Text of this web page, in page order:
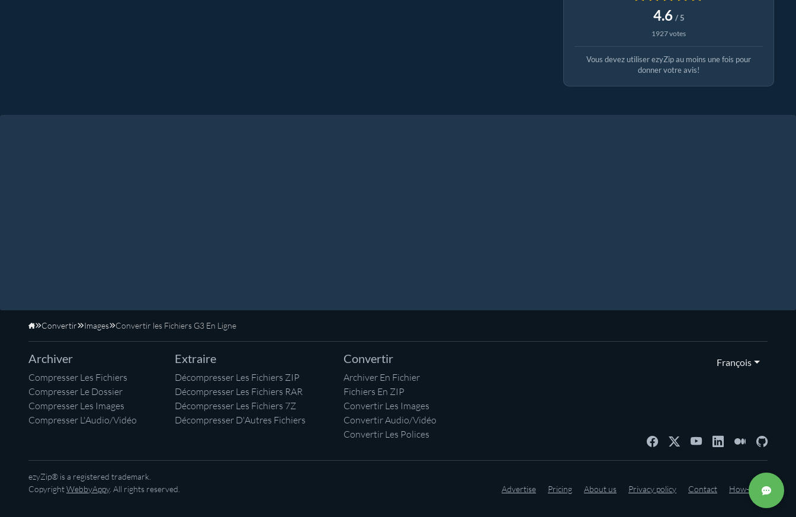
4.6 / 5
1927 votes
Vous devez utiliser ezyZip au moins une fois pour
donner votre avis!
Accueil
Convertir Images Convertir les Fichiers G3 En Ligne
Archiver
Compresser Les Fichiers
Compresser Le Dossier
Compresser Les Images
Compresser L'Audio/Vidéo
Extraire
Décompresser Les Fichiers ZIP
Décompresser Les Fichiers RAR
Décompresser Les Fichiers 7Z
Décompresser D'Autres Fichiers
Convertir
Archiver En Fichier
Fichiers En ZIP
Convertir Les Images
Convertir Audio/Vidéo
Convertir Les Polices
François
ezyZip® is a registered trademark.
CopyrightWebbyAppy. All rights reserved. Advertise Pricing About us Privacy policy Contact How-to's